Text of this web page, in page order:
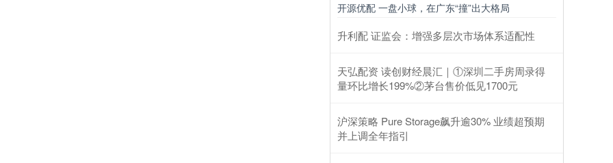
开源优配 一盘小球，在广东“撞”出大格局
升利配 证监会：增强多层次市场体系适配性
天弘配资 读创财经晨汇｜①深圳二手房周录得
量环比增长199%②茅台售价低见1700元
沪深策略 Pure Storage飙升逾30% 业绩超预期
并上调全年指引